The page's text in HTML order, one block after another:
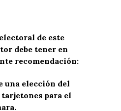
de este
debe tener en
recomendación:
una elección del
para el